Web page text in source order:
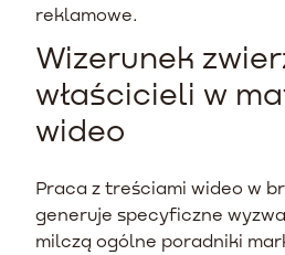
reklamowe.
Wizerunek
właścicieli w
wideo
Praca z treściami wideo w
generuje specyficzne
milczą ogólne poradniki